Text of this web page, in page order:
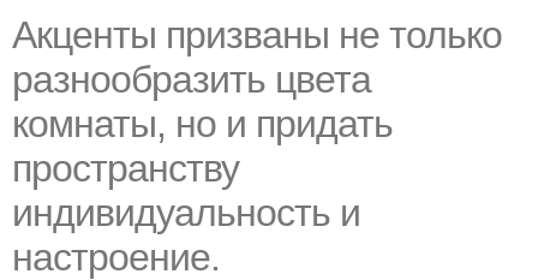
Акценты призваны не только
разнообразить цвета
комнаты, но и придать
пространству
индивидуальность и
настроение.